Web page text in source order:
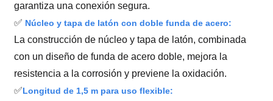
garantiza una conexión segura.
✅ Núcleo y tapa de latón con doble funda de acero:
La construcción de núcleo y tapa de latón, combinada
con un diseño de funda de acero doble, mejora la
resistencia a la corrosión y previene la oxidación.
✅Longitud de 1,5 m para uso flexible: